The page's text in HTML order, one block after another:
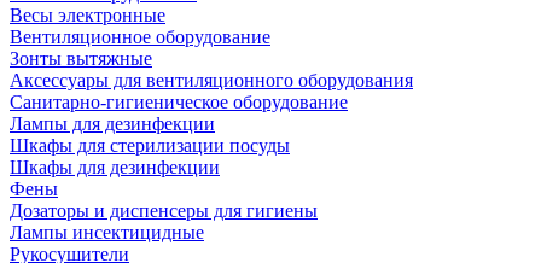
Весы электронные
Вентиляционное оборудование
Зонты вытяжные
Аксессуары для вентиляционного оборудования
Санитарно-гигиеническое оборудование
Лампы для дезинфекции
Шкафы для стерилизации посуды
Шкафы для дезинфекции
Фены
Дозаторы и диспенсеры для гигиены
Лампы инсектицидные
Рукосушители